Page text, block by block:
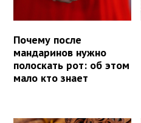
Почему после
мандаринов нужно
полоскать рот: об этом
мало кто знает